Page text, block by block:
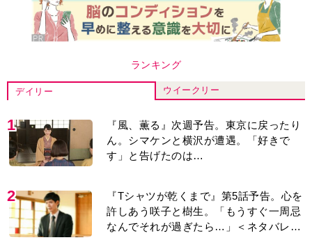
ランキング
デイリー ウイークリー
1
『風、薫る』次週予告。東京に戻ったり
ん。シマケンと横沢が遭遇。「好きで
す」と告げたのは…
2
『Tシャツが乾くまで』第5話予告。心を
許しあう咲子と樹生。「もうすぐ一周忌
なんでそれが過ぎたら…」＜ネタバレあ